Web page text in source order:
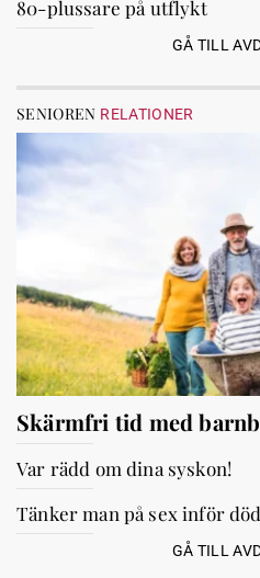
80-plussare på utflykt
GÅ TILL
SENIOREN RELATIONER
Skärmfri tid med
Var rädd om dina syskon!
Tänker man på sex inför
GÅ TILL